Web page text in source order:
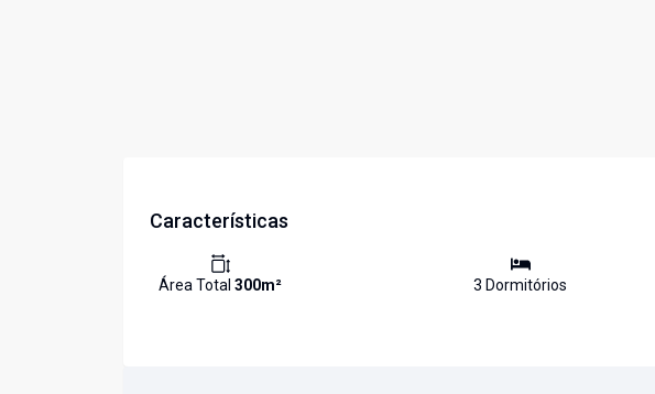
Características
Área Total 300m² 3 Dormitórios